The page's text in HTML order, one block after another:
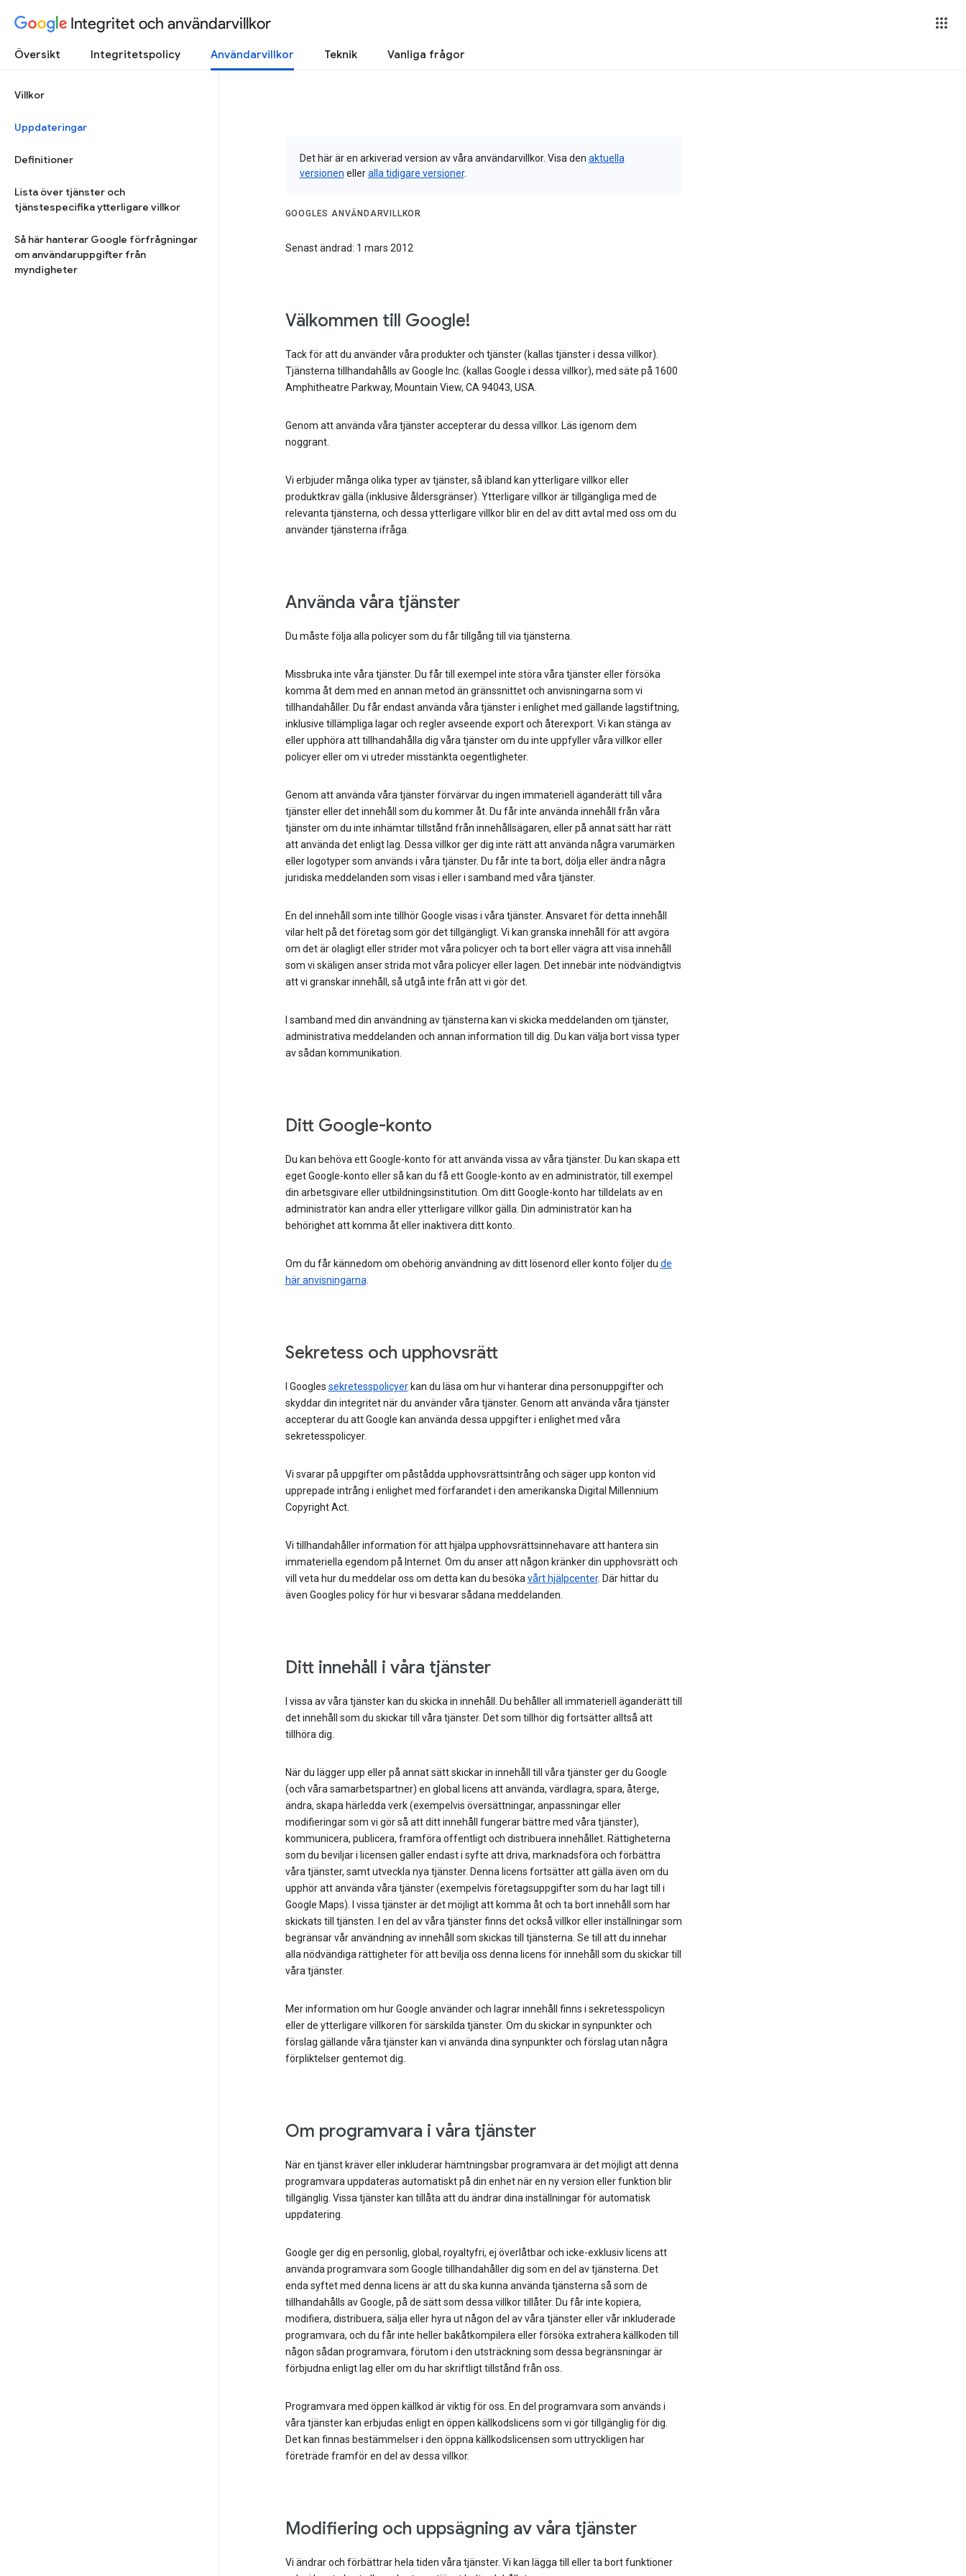
Integritet och användarvillkor
Översikt Integritetspolicy Användarvillkor Teknik Vanliga frågor
Villkor
Uppdateringar
Definitioner
Lista över tjänster och
tjänstespecifika ytterligare villkor
Så här hanterar Google förfrågningar
om användaruppgifter från
myndigheter
Det här är en arkiverad version av våra användarvillkor. Visa den aktuella
versionen elleralla tidigare versioner.
GOOGLES ANVÄNDARVILLKOR
Senast ändrad: 1 mars 2012
Välkommen till Google!
Tack för att du använder våra produkter och tjänster (kallas tjänster i dessa villkor).
Tjänsterna tillhandahålls av Google Inc. (kallas Google i dessa villkor), med säte på 1600
Amphitheatre Parkway, Mountain View, CA 94043, USA.
Genom att använda våra tjänster accepterar du dessa villkor. Läs igenom dem
noggrant.
Vi erbjuder många olika typer av tjänster, så ibland kan ytterligare villkor eller
produktkrav gälla (inklusive åldersgränser). Ytterligare villkor är tillgängliga med de
relevanta tjänsterna, och dessa ytterligare villkor blir en del av ditt avtal med oss om du
använder tjänsterna ifråga.
Använda våra tjänster
Du måste följa alla policyer som du får tillgång till via tjänsterna.
Missbruka inte våra tjänster. Du får till exempel inte störa våra tjänster eller försöka
komma åt dem med en annan metod än gränssnittet och anvisningarna som vi
tillhandahåller. Du får endast använda våra tjänster i enlighet med gällande lagstiftning,
inklusive tillämpliga lagar och regler avseende export och återexport. Vi kan stänga av
eller upphöra att tillhandahålla dig våra tjänster om du inte uppfyller våra villkor eller
policyer eller om vi utreder misstänkta oegentligheter.
Genom att använda våra tjänster förvärvar du ingen immateriell äganderätt till våra
tjänster eller det innehåll som du kommer åt. Du får inte använda innehåll från våra
tjänster om du inte inhämtar tillstånd från innehållsägaren, eller på annat sätt har rätt
att använda det enligt lag. Dessa villkor ger dig inte rätt att använda några varumärken
eller logotyper som används i våra tjänster. Du får inte ta bort, dölja eller ändra några
juridiska meddelanden som visas i eller i samband med våra tjänster.
En del innehåll som inte tillhör Google visas i våra tjänster. Ansvaret för detta innehåll
vilar helt på det företag som gör det tillgängligt. Vi kan granska innehåll för att avgöra
om det är olagligt eller strider mot våra policyer och ta bort eller vägra att visa innehåll
som vi skäligen anser strida mot våra policyer eller lagen. Det innebär inte nödvändigtvis
att vi granskar innehåll, så utgå inte från att vi gör det.
I samband med din användning av tjänsterna kan vi skicka meddelanden om tjänster,
administrativa meddelanden och annan information till dig. Du kan välja bort vissa typer
av sådan kommunikation.
Ditt Google-konto
Du kan behöva ett Google-konto för att använda vissa av våra tjänster. Du kan skapa ett
eget Google-konto eller så kan du få ett Google-konto av en administratör, till exempel
din arbetsgivare eller utbildningsinstitution. Om ditt Google-konto har tilldelats av en
administratör kan andra eller ytterligare villkor gälla. Din administratör kan ha
behörighet att komma åt eller inaktivera ditt konto.
Om du får kännedom om obehörig användning av ditt lösenord eller konto följer du de
här anvisningarna.
Sekretess och upphovsrätt
I Googles sekretesspolicyerkan du läsa om hur vi hanterar dina personuppgifter och
skyddar din integritet när du använder våra tjänster. Genom att använda våra tjänster
accepterar du att Google kan använda dessa uppgifter i enlighet med våra
sekretesspolicyer.
Vi svarar på uppgifter om påstådda upphovsrättsintrång och säger upp konton vid
upprepade intrång i enlighet med förfarandet i den amerikanska Digital Millennium
Copyright Act.
Vi tillhandahåller information för att hjälpa upphovsrättsinnehavare att hantera sin
immateriella egendom på Internet. Om du anser att någon kränker din upphovsrätt och
vill veta hur du meddelar oss om detta kan du besökavårt hjälpcenter. Där hittar du
även Googles policy för hur vi besvarar sådana meddelanden.
Ditt innehåll i våra tjänster
I vissa av våra tjänster kan du skicka in innehåll. Du behåller all immateriell äganderätt till
det innehåll som du skickar till våra tjänster. Det som tillhör dig fortsätter alltså att
tillhöra dig.
När du lägger upp eller på annat sätt skickar in innehåll till våra tjänster ger du Google
(och våra samarbetspartner) en global licens att använda, värdlagra, spara, återge,
ändra, skapa härledda verk (exempelvis översättningar, anpassningar eller
modifieringar som vi gör så att ditt innehåll fungerar bättre med våra tjänster),
kommunicera, publicera, framföra offentligt och distribuera innehållet. Rättigheterna
som du beviljar i licensen gäller endast i syfte att driva, marknadsföra och förbättra
våra tjänster, samt utveckla nya tjänster. Denna licens fortsätter att gälla även om du
upphör att använda våra tjänster (exempelvis företagsuppgifter som du har lagt till i
Google Maps). I vissa tjänster är det möjligt att komma åt och ta bort innehåll som har
skickats till tjänsten. I en del av våra tjänster finns det också villkor eller inställningar som
begränsar vår användning av innehåll som skickas till tjänsterna. Se till att du innehar
alla nödvändiga rättigheter för att bevilja oss denna licens för innehåll som du skickar till
våra tjänster.
Mer information om hur Google använder och lagrar innehåll finns i sekretesspolicyn
eller de ytterligare villkoren för särskilda tjänster. Om du skickar in synpunkter och
förslag gällande våra tjänster kan vi använda dina synpunkter och förslag utan några
förpliktelser gentemot dig.
Om programvara i våra tjänster
När en tjänst kräver eller inkluderar hämtningsbar programvara är det möjligt att denna
programvara uppdateras automatiskt på din enhet när en ny version eller funktion blir
tillgänglig. Vissa tjänster kan tillåta att du ändrar dina inställningar för automatisk
uppdatering.
Google ger dig en personlig, global, royaltyfri, ej överlåtbar och icke-exklusiv licens att
använda programvara som Google tillhandahåller dig som en del av tjänsterna. Det
enda syftet med denna licens är att du ska kunna använda tjänsterna så som de
tillhandahålls av Google, på de sätt som dessa villkor tillåter. Du får inte kopiera,
modifiera, distribuera, sälja eller hyra ut någon del av våra tjänster eller vår inkluderade
programvara, och du får inte heller bakåtkompilera eller försöka extrahera källkoden till
någon sådan programvara, förutom i den utsträckning som dessa begränsningar är
förbjudna enligt lag eller om du har skriftligt tillstånd från oss.
Programvara med öppen källkod är viktig för oss. En del programvara som används i
våra tjänster kan erbjudas enligt en öppen källkodslicens som vi gör tillgänglig för dig.
Det kan finnas bestämmelser i den öppna källkodslicensen som uttryckligen har
företräde framför en del av dessa villkor.
Modifiering och uppsägning av våra tjänster
Vi ändrar och förbättrar hela tiden våra tjänster. Vi kan lägga till eller ta bort funktioner